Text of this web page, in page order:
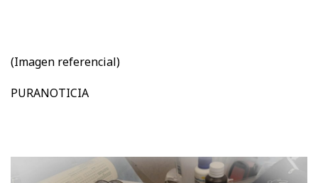
(Imagen referencial)
PURANOTICIA